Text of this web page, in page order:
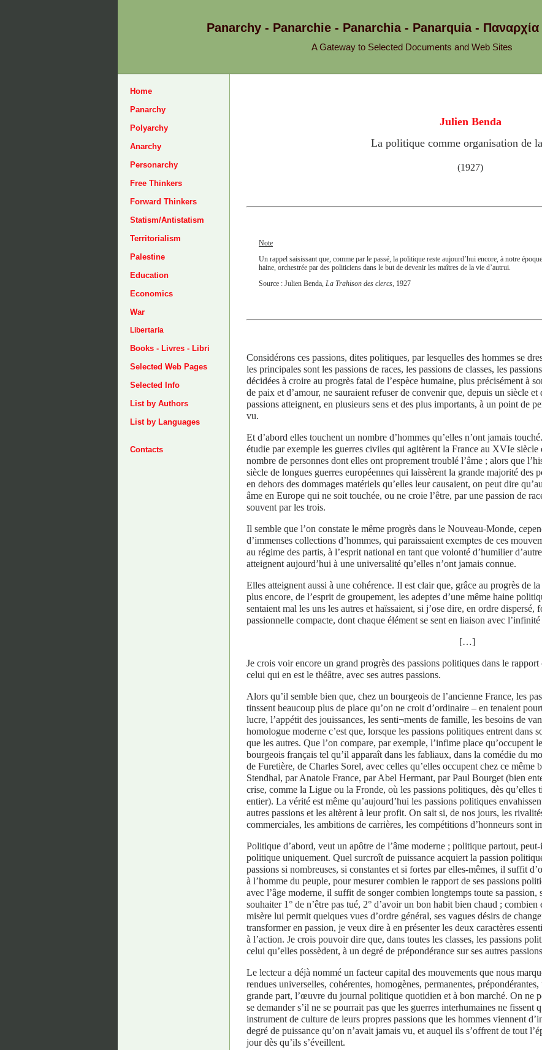
Panarchy - Panarchie - Panarchia - Panarquia - Παναρχία
A Gateway to Selected Documents and Web Sites
Home
Panarchy
Polyarchy
Anarchy
Personarchy
Free Thinkers
Forward Thinkers
Statism/Antistatism
Territorialism
Palestine
Education
Economics
War
Libertaria
Books - Livres - Libri
Selected Web Pages
Selected Info
List by Authors
List by Languages
Contacts
Julien Benda
La politique comme organisation de
(1927)
Note
Un rappel saisissant que, comme par le passé, la politique reste aujourd’hui encore, à notre
haine, orchestrée par des politiciens dans le but de devenir les maîtres de la vie d’autrui.
Source : Julien Benda, La Trahison des clercs, 1927
Considérons ces passions, dites politiques, par lesquelles des hommes se
les principales sont les passions de races, les passions de classes, les
décidées à croire au progrès fatal de l’espèce humaine, plus précisément à
de paix et d’amour, ne sauraient refuser de convenir que, depuis un siècle
passions atteignent, en plusieurs sens et des plus importants, à un point de
vu.
Et d’abord elles touchent un nombre d’hommes qu’elles n’ont jamais
étudie par exemple les guerres civiles qui agitèrent la France au XVIe
nombre de personnes dont elles ont proprement troublé l’âme ; alors que
siècle de longues guerres européennes qui laissèrent la grande majorité des
en dehors des dommages matériels qu’elles leur causaient, on peut dire
âme en Europe qui ne soit touchée, ou ne croie l’être, par une passion de
souvent par les trois.
Il semble que l’on constate le même progrès dans le Nouveau-Monde,
d’immenses collections d’hommes, qui paraissaient exemptes de ces
au régime des partis, à l’esprit national en tant que volonté d’humilier
atteignent aujourd’hui à une universalité qu’elles n’ont jamais connue.
Elles atteignent aussi à une cohérence. Il est clair que, grâce au progrès de
plus encore, de l’esprit de groupement, les adeptes d’une même haine
sentaient mal les uns les autres et haïssaient, si j’ose dire, en ordre dispersé,
passionnelle compacte, dont chaque élément se sent en liaison avec l’infinité
[…]
Je crois voir encore un grand progrès des passions politiques dans le rapport
celui qui en est le théâtre, avec ses autres passions.
Alors qu’il semble bien que, chez un bourgeois de l’ancienne France, les
tinssent beaucoup plus de place qu’on ne croit d’ordinaire – en tenaient
lucre, l’appétit des jouissances, les senti¬ments de famille, les besoins de
homologue moderne c’est que, lorsque les passions politiques entrent dans
que les autres. Que l’on compare, par exemple, l’infime place qu’occupent
bourgeois français tel qu’il apparaît dans les fabliaux, dans la comédie du
de Furetière, de Charles Sorel, avec celles qu’elles occupent chez ce même
Stendhal, par Anatole France, par Abel Hermant, par Paul Bourget (bien
crise, comme la Ligue ou la Fronde, où les passions politiques, dès
entier). La vérité est même qu’aujourd’hui les passions politiques
autres passions et les altèrent à leur profit. On sait si, de nos jours, les
commerciales, les ambitions de carrières, les compétitions d’honneurs sont
Politique d’abord, veut un apôtre de l’âme moderne ; politique partout,
politique uniquement. Quel surcroît de puissance acquiert la passion
passions si nombreuses, si constantes et si fortes par elles-mêmes, il suffit
à l’homme du peuple, pour mesurer combien le rapport de ses passions
avec l’âge moderne, il suffit de songer combien longtemps toute sa passion,
souhaiter 1° de n’être pas tué, 2° d’avoir un bon habit bien chaud ;
misère lui permit quelques vues d’ordre général, ses vagues désirs de
transformer en passion, je veux dire à en présenter les deux caractères
à l’action. Je crois pouvoir dire que, dans toutes les classes, les passions
celui qu’elles possèdent, à un degré de prépondérance sur ses autres
Le lecteur a déjà nommé un facteur capital des mouvements que nous
rendues universelles, cohérentes, homogènes, permanentes,
grande part, l’œuvre du journal politique quotidien et à bon marché. On ne
se demander s’il ne se pourrait pas que les guerres interhumaines ne fissent
instrument de culture de leurs propres passions que les hommes viennent
degré de puissance qu’on n’avait jamais vu, et auquel ils s’offrent de tout
jour dès qu’ils s’éveillent.